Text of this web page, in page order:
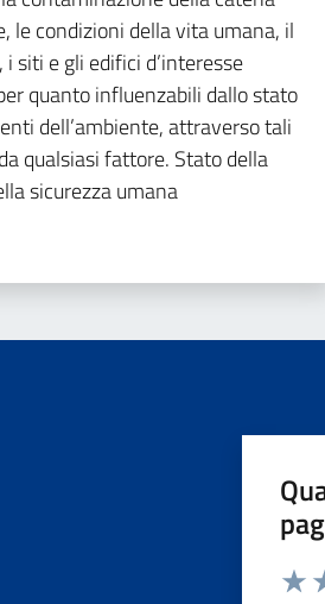
le condizioni della vita umana, il
i siti e gli edifici d’interesse
quanto influenzabili dallo stato
dell’ambiente, attraverso tali
qualsiasi fattore. Stato della
sicurezza umana